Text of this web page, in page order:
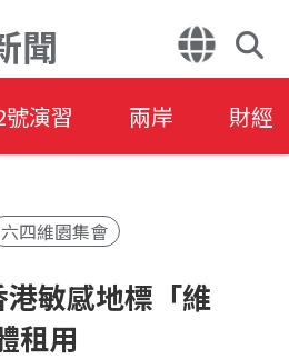
聞
演習 兩岸 財經
六四維園集會
敏感地標「維
租用